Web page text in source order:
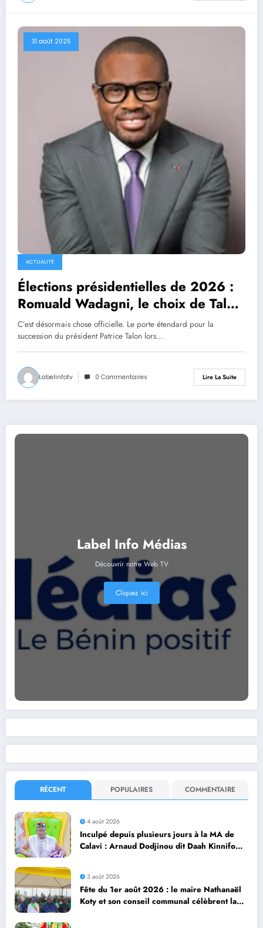
31 août 2025
ACTUALITÉ
Élections présidentielles de 2026 :
Romuald Wadagni, le choix de Talon
et de la raison
C’est désormais chose officielle. Le porte étendard pour la
succession du président Patrice Talon lors…
Labelinfotv 0 Commentaires Lire La Suite
Label Info Médias
Découvrir notre Web TV
Cliquez ici
RÉCENT POPULAIRES COMMENTAIRE
4 août 2026
Inculpé depuis plusieurs jours à la MA de
Calavi : Arnaud Dodjinou dit Daah Kinnifo
3 août 2026
Fête du 1er août 2026 : le maire Nathanaël
Koty et son conseil communal célèbrent la